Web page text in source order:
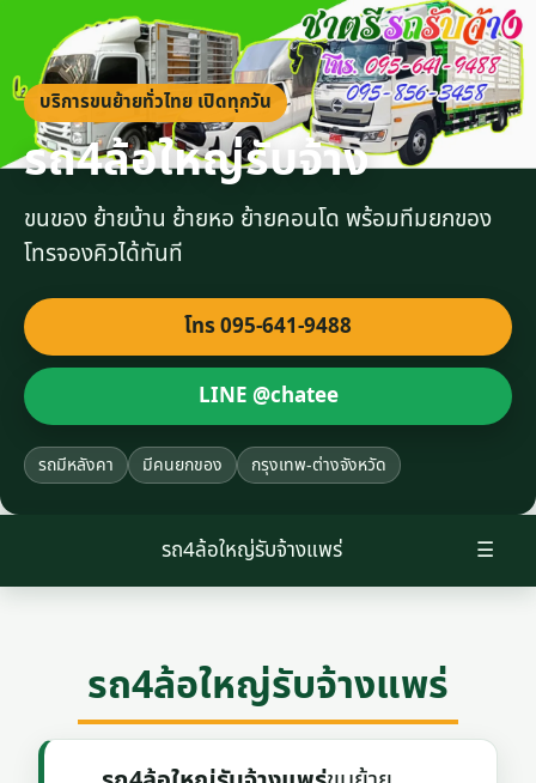
บริการขนย้ายทั่วไทย เปิดทุกวัน
รถ4ล้อใหญ่รับจ้าง
ขนของ ย้ายบ้าน ย้ายหอ ย้ายคอนโด พร้อมทีมยกของ
โทรจองคิวได้ทันที
โทร 095-641-9488
LINE @chatee
รถมีหลังคา มีคนยกของ กรุงเทพ-ต่างจังหวัด
☰
รถ4ล้อใหญ่รับจ้างแพร่
รถ4ล้อใหญ่รับจ้างแพร่